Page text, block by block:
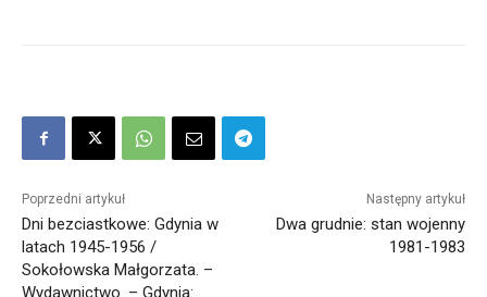
Poprzedni artykuł
Dni bezciastkowe: Gdynia w
latach 1945-1956 /
Sokołowska Małgorzata. –
Następny artykuł
Dwa grudnie: stan wojenny
1981-1983